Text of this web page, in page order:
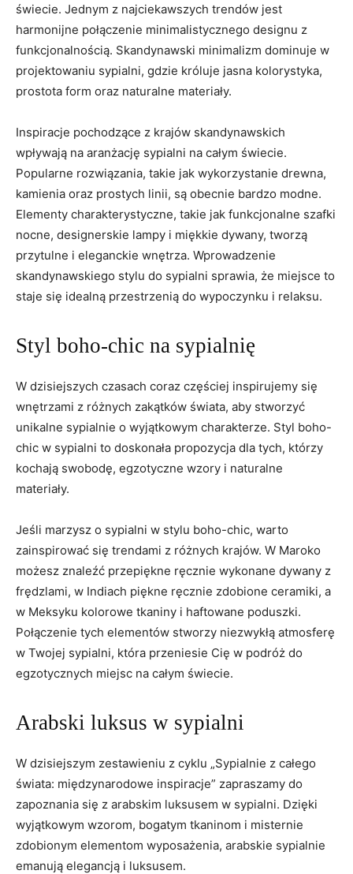
świecie.‌ Jednym⁤ z ⁣najciekawszych trendów jest
harmonijne połączenie minimalistycznego designu z
funkcjonalnością. Skandynawski minimalizm dominuje w⁢
projektowaniu sypialni, gdzie króluje jasna kolorystyka,⁤
prostota form⁢ oraz naturalne materiały.
Inspiracje pochodzące ⁢z krajów ‌skandynawskich
wpływają na aranżację sypialni na całym świecie.
Popularne rozwiązania, takie jak​ wykorzystanie drewna,
⁢kamienia‍ oraz prostych ⁤linii, są obecnie bardzo modne.
Elementy charakterystyczne, takie jak funkcjonalne szafki
nocne, ‌designerskie lampy⁢ i miękkie dywany, tworzą
przytulne​ i eleganckie ‍wnętrza. ​Wprowadzenie
skandynawskiego stylu do sypialni ‍sprawia, że miejsce to
staje się idealną przestrzenią do wypoczynku ​i relaksu.
Styl ​boho-chic na ​sypialnię
W dzisiejszych czasach‌ coraz częściej inspirujemy⁢ się
⁢wnętrzami ⁢z różnych zakątków‍ świata, aby ⁢stworzyć
‍unikalne sypialnie o wyjątkowym charakterze. Styl boho-
chic​ w sypialni to doskonała propozycja dla tych, którzy
kochają swobodę, egzotyczne wzory i naturalne
materiały.
Jeśli marzysz o sypialni w ⁢stylu boho-chic, warto
zainspirować‍ się ⁣trendami ⁣z różnych krajów.⁢ W Maroko
możesz znaleźć przepiękne ręcznie wykonane dywany⁣ z
frędzlami, w Indiach ⁤piękne ręcznie zdobione ‍ceramiki, a
w Meksyku kolorowe tkaniny i haftowane poduszki. ​
Połączenie tych elementów stworzy ⁣niezwykłą atmosferę
w‍ Twojej sypialni, która​ przeniesie ​Cię w podróż do
egzotycznych miejsc na całym świecie.
Arabski luksus w sypialni
W dzisiejszym⁢ zestawieniu z cyklu „Sypialnie z całego
świata: międzynarodowe⁤ inspiracje” zapraszamy do
zapoznania‌ się z arabskim luksusem w‌ sypialni. Dzięki
wyjątkowym wzorom, bogatym tkaninom i misternie
zdobionym elementom ⁤wyposażenia, ​arabskie sypialnie
emanują elegancją i ​luksusem.